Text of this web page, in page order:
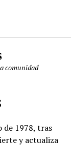
comunidad
de 1978, tras
y actualiza